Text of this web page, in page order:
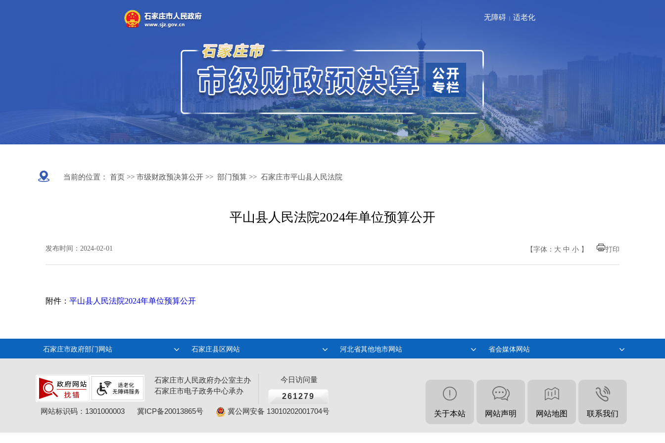
无障碍| 适老化
当前的位置： 首页 >> 市级财政预决算公开 >> 部门预算 >> 石家庄市平山县人民法院
平山县人民法院2024年单位预算公开
发布时间：2024-02-01 【字体： 大 中 小 】 打印
附件： 平山县人民法院2024年单位预算公开